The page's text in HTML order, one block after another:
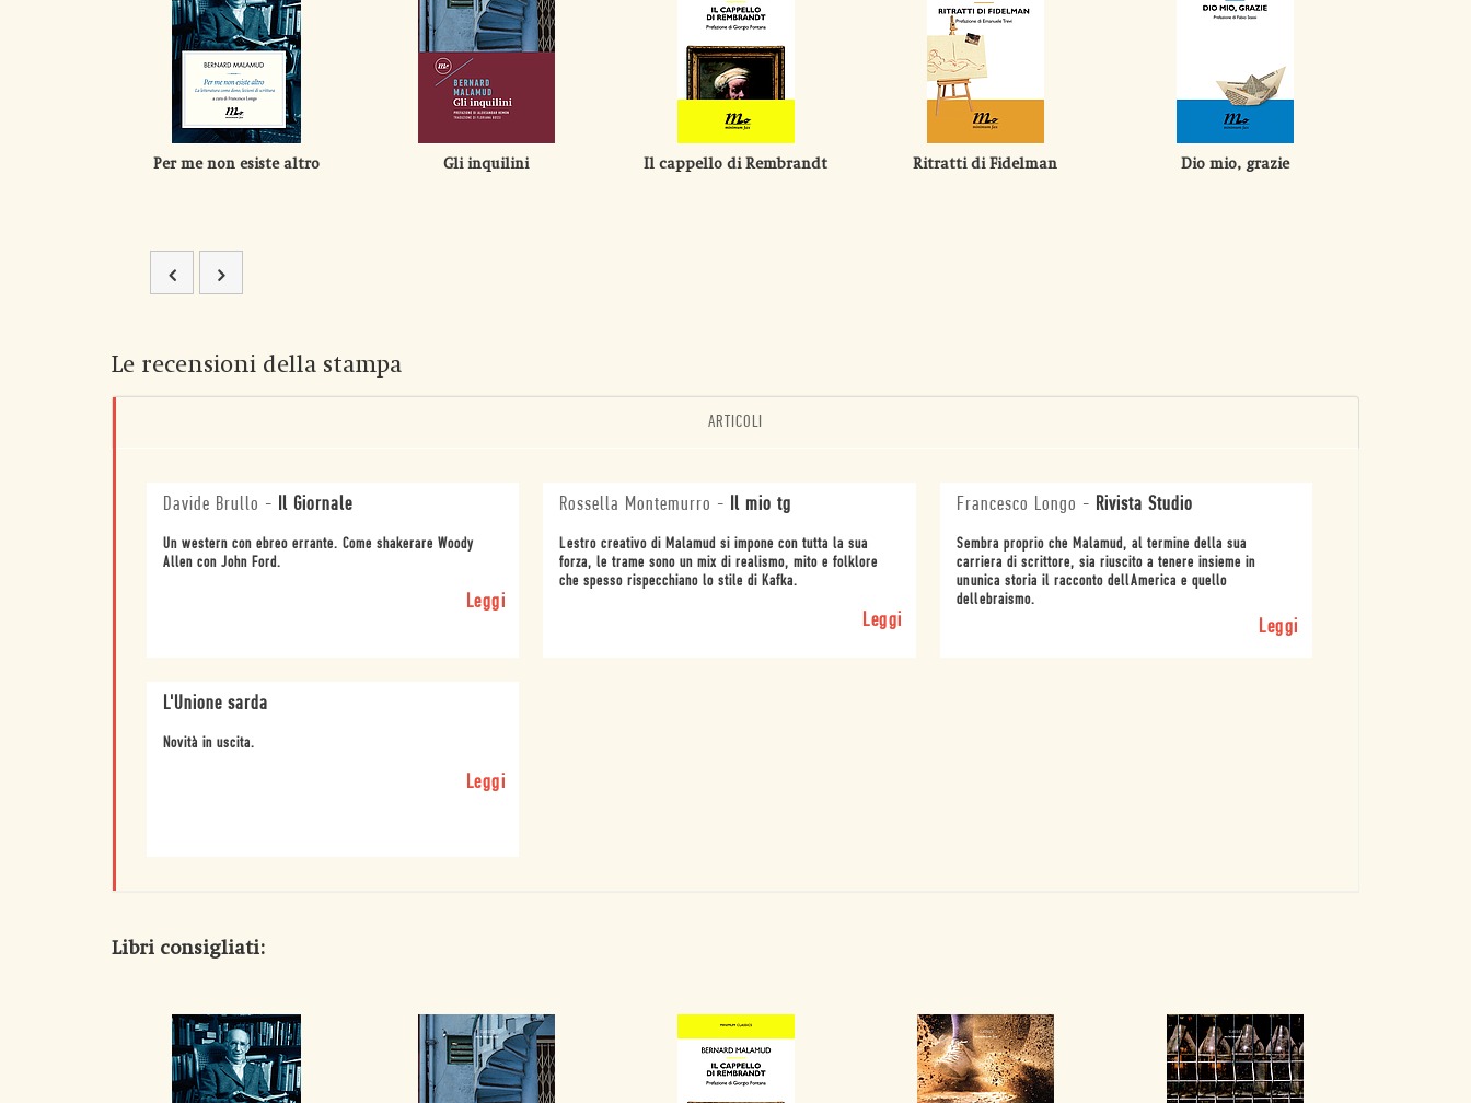
Per me non esiste altro Gli inquilini Il cappello di Rembrandt Ritratti di Fidelman Dio mio, grazie
Le recensioni della stampa
ARTICOLI
Davide Brullo - Il Giornale
Un western con ebreo errante. Come shakerare Woody
Allen con John Ford.
Leggi
Rossella Montemurro - Il mio tg
Lestro creativo di Malamud si impone con tutta la sua
forza, le trame sono un mix di realismo, mito e folklore
che spesso rispecchiano lo stile di Kafka.
Leggi
Francesco Longo - Rivista Studio
Sembra proprio che Malamud, al termine della sua
carriera di scrittore, sia riuscito a tenere insieme in
ununica storia il racconto dellAmerica e quello
dellebraismo.
Leggi
L'Unione sarda
Novità in uscita.
Leggi
Libri consigliati: